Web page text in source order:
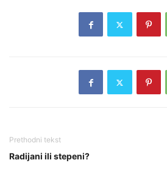
Prethodni tekst
Radijani ili stepeni?